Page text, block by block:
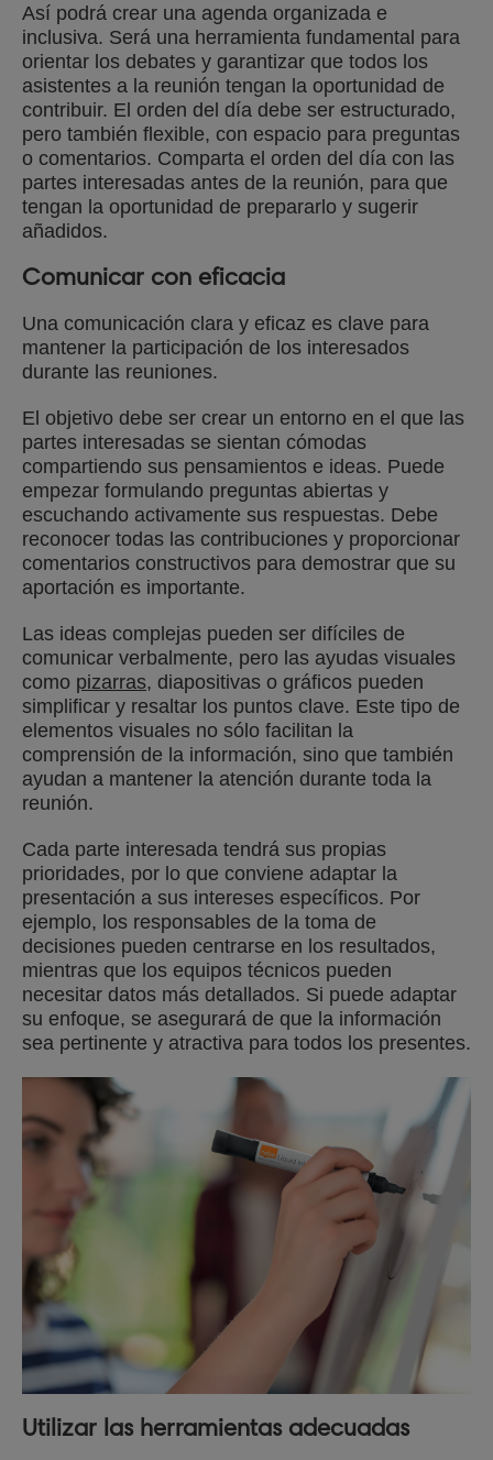
Así podrá crear una agenda organizada e
inclusiva. Será una herramienta fundamental para
orientar los debates y garantizar que todos los
asistentes a la reunión tengan la oportunidad de
contribuir. El orden del día debe ser estructurado,
pero también flexible, con espacio para preguntas
o comentarios. Comparta el orden del día con las
partes interesadas antes de la reunión, para que
tengan la oportunidad de prepararlo y sugerir
añadidos.
Comunicar con eficacia
Una comunicación clara y eficaz es clave para
mantener la participación de los interesados
durante las reuniones.
El objetivo debe ser crear un entorno en el que las
partes interesadas se sientan cómodas
compartiendo sus pensamientos e ideas. Puede
empezar formulando preguntas abiertas y
escuchando activamente sus respuestas. Debe
reconocer todas las contribuciones y proporcionar
comentarios constructivos para demostrar que su
aportación es importante.
Las ideas complejas pueden ser difíciles de
comunicar verbalmente, pero las ayudas visuales
como pizarras, diapositivas o gráficos pueden
simplificar y resaltar los puntos clave. Este tipo de
elementos visuales no sólo facilitan la
comprensión de la información, sino que también
ayudan a mantener la atención durante toda la
reunión.
Cada parte interesada tendrá sus propias
prioridades, por lo que conviene adaptar la
presentación a sus intereses específicos. Por
ejemplo, los responsables de la toma de
decisiones pueden centrarse en los resultados,
mientras que los equipos técnicos pueden
necesitar datos más detallados. Si puede adaptar
su enfoque, se asegurará de que la información
sea pertinente y atractiva para todos los presentes.
Utilizar las herramientas adecuadas